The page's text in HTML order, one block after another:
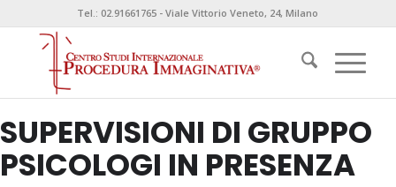
Tel.: 02.91661765 - Viale Vittorio Veneto, 24, Milano
SUPERVISIONI DI GRUPPO
PSICOLOGI IN PRESENZA